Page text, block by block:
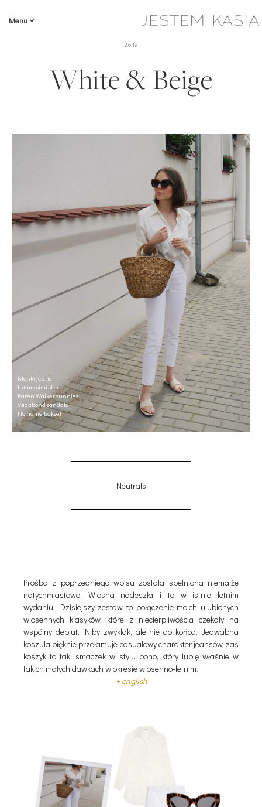
Menu
2.6.19
White & Beige
Monki jeans
Intimissimi shirt
Karen Walker sunnies
Vagabond sandals
No name bakset
Neutrals
Prośba z poprzedniego wpisu została spełniona niemalże
natychmiastowo! Wiosna nadeszła i to w istnie letnim
wydaniu. Dzisiejszy zestaw to połączenie moich ulubionych
wiosennych klasyków, które z niecierpliwością czekały na
wspólny debiut. Niby zwyklak, ale nie do końca. Jedwabna
koszula pięknie przełamuje casualowy charakter jeansów, zaś
koszyk to taki smaczek w stylu boho, który lubię właśnie w
takich małych dawkach w okresie wiosenno-letnim.
+ english